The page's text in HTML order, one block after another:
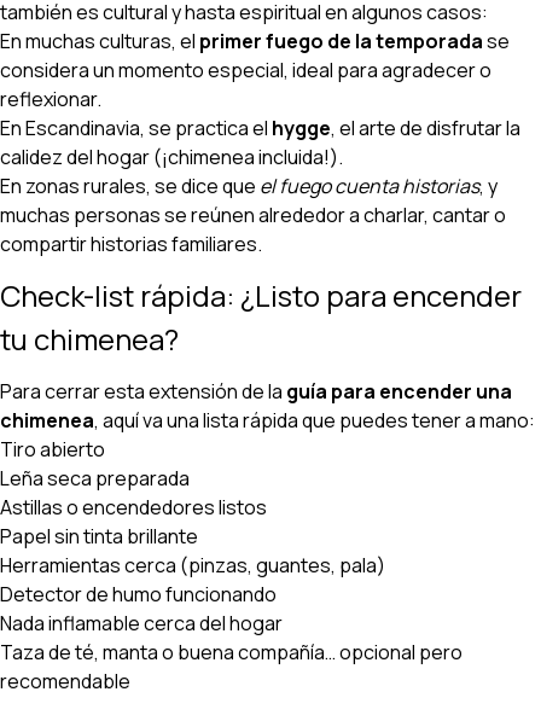
también es cultural y hasta espiritual en algunos casos:
En muchas culturas, el primer fuego de la temporadase
considera un momento especial, ideal para agradecer o
reflexionar.
En Escandinavia, se practica el hygge, el arte de disfrutar la
calidez del hogar (¡chimenea incluida!).
En zonas rurales, se dice que el fuego cuenta historias, y
muchas personas se reúnen alrededor a charlar, cantar o
compartir historias familiares.
Check-list rápida: ¿Listo para encender
tu chimenea?
Para cerrar esta extensión de la guía para encender una
chimenea, aquí va una lista rápida que puedes tener a mano:
Tiro abierto
Leña seca preparada
Astillas o encendedores listos
Papel sin tinta brillante
Herramientas cerca (pinzas, guantes, pala)
Detector de humo funcionando
Nada inflamable cerca del hogar
Taza de té, manta o buena compañía… opcional pero
recomendable